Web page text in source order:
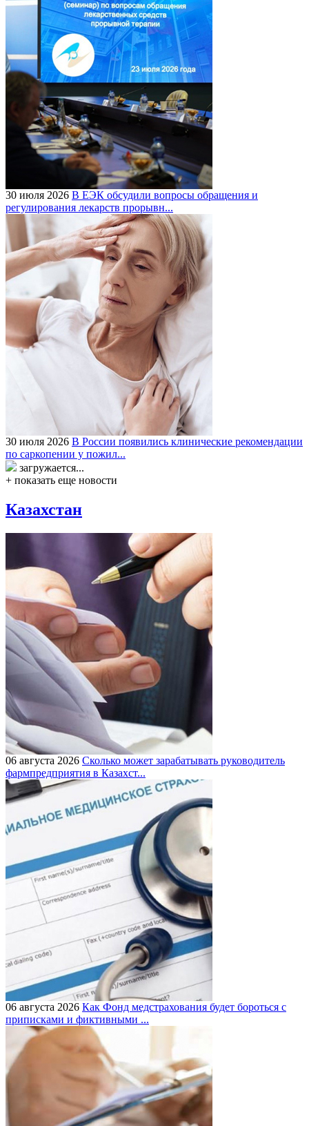
30 июля 2026 В ЕЭК обсудили вопросы обращения и
регулирования лекарств прорывн...
30 июля 2026 В России появились клинические рекомендации
по саркопении у пожил...
загружается...
+ показать еще новости
Казахстан
06 августа 2026 Сколько может зарабатывать руководитель
фармпредприятия в Казахст...
06 августа 2026 Как Фонд медстрахования будет бороться с
приписками и фиктивными ...